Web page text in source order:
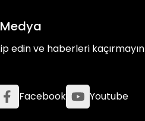
edin ve haberleri kaçırmayın
Facebook Youtube